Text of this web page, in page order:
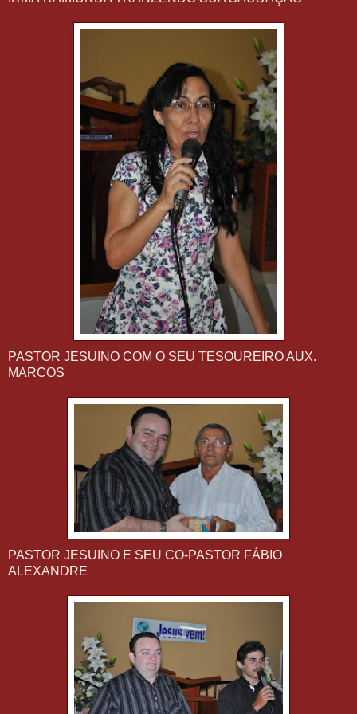
PASTOR JESUINO COM O SEU TESOUREIRO AUX.
MARCOS
PASTOR JESUINO E SEU CO-PASTOR FÁBIO
ALEXANDRE